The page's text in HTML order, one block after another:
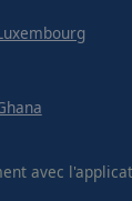
avec